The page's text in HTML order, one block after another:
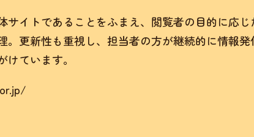
サイトであることをふまえ、閲覧者の目的に応じ
。更新性も重視し、担当者の方が継続的に情報発
ています。